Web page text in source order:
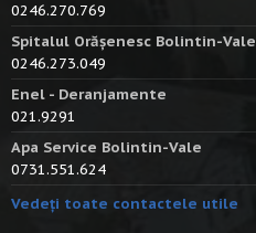
0246.270.769
Spitalul Orășenesc Bolintin-Vale
0246.273.049
Enel - Deranjamente
021.9291
Apa Service Bolintin-Vale
0731.551.624
Vedeți toate contactele utile